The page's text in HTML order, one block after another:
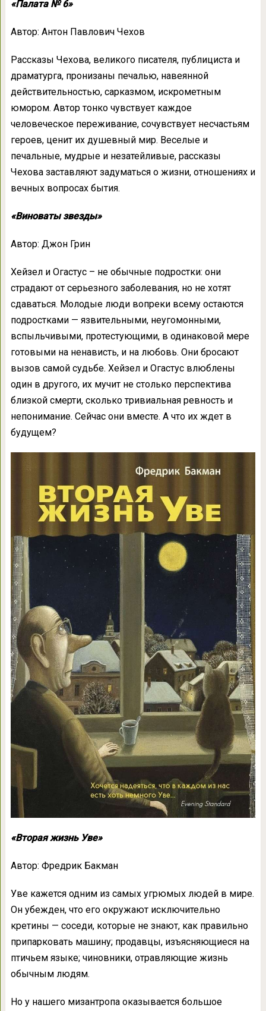
«Палата № 6»
Автор: Антон Павлович Чехов
Рассказы Чехова, великого писателя, публициста и
драматурга, пронизаны печалью, навеянной
действительностью, сарказмом, искрометным
юмором. Автор тонко чувствует каждое
человеческое переживание, сочувствует несчастьям
героев, ценит их душевный мир. Веселые и
печальные, мудрые и незатейливые, рассказы
Чехова заставляют задуматься о жизни, отношениях и
вечных вопросах бытия.
«Виноваты звезды»
Автор: Джон Грин
Хейзел и Огастус – не обычные подростки: они
страдают от серьезного заболевания, но не хотят
сдаваться. Молодые люди вопреки всему остаются
подростками — язвительными, неугомонными,
вспыльчивыми, протестующими, в одинаковой мере
готовыми на ненависть, и на любовь. Они бросают
вызов самой судьбе. Хейзел и Огастус влюблены
один в другого, их мучит не столько перспектива
близкой смерти, сколько тривиальная ревность и
непонимание. Сейчас они вместе. А что их ждет в
будущем?
«Вторая жизнь Уве»
Автор: Фредрик Бакман
Уве кажется одним из самых угрюмых людей в мире.
Он убежден, что его окружают исключительно
кретины — соседи, которые не знают, как правильно
припарковать машину; продавцы, изъясняющиеся на
птичьем языке; чиновники, отравляющие жизнь
обычным людям.
Но у нашего мизантропа оказывается большое